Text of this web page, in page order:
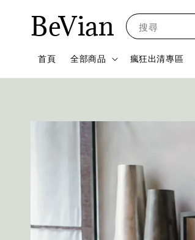
BeVian 搜尋
首頁 全部商品 瘋狂出清專區